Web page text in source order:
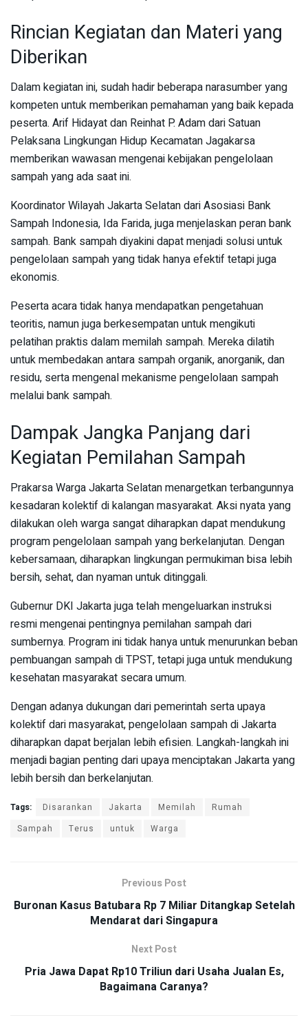
Rincian Kegiatan dan Materi yang
Diberikan
Dalam kegiatan ini, sudah hadir beberapa narasumber yang
kompeten untuk memberikan pemahaman yang baik kepada
peserta. Arif Hidayat dan Reinhat P. Adam dari Satuan
Pelaksana Lingkungan Hidup Kecamatan Jagakarsa
memberikan wawasan mengenai kebijakan pengelolaan
sampah yang ada saat ini.
Koordinator Wilayah Jakarta Selatan dari Asosiasi Bank
Sampah Indonesia, Ida Farida, juga menjelaskan peran bank
sampah. Bank sampah diyakini dapat menjadi solusi untuk
pengelolaan sampah yang tidak hanya efektif tetapi juga
ekonomis.
Peserta acara tidak hanya mendapatkan pengetahuan
teoritis, namun juga berkesempatan untuk mengikuti
pelatihan praktis dalam memilah sampah. Mereka dilatih
untuk membedakan antara sampah organik, anorganik, dan
residu, serta mengenal mekanisme pengelolaan sampah
melalui bank sampah.
Dampak Jangka Panjang dari
Kegiatan Pemilahan Sampah
Prakarsa Warga Jakarta Selatan menargetkan terbangunnya
kesadaran kolektif di kalangan masyarakat. Aksi nyata yang
dilakukan oleh warga sangat diharapkan dapat mendukung
program pengelolaan sampah yang berkelanjutan. Dengan
kebersamaan, diharapkan lingkungan permukiman bisa lebih
bersih, sehat, dan nyaman untuk ditinggali.
Gubernur DKI Jakarta juga telah mengeluarkan instruksi
resmi mengenai pentingnya pemilahan sampah dari
sumbernya. Program ini tidak hanya untuk menurunkan beban
pembuangan sampah di TPST, tetapi juga untuk mendukung
kesehatan masyarakat secara umum.
Dengan adanya dukungan dari pemerintah serta upaya
kolektif dari masyarakat, pengelolaan sampah di Jakarta
diharapkan dapat berjalan lebih efisien. Langkah-langkah ini
menjadi bagian penting dari upaya menciptakan Jakarta yang
lebih bersih dan berkelanjutan.
Tags: Disarankan Jakarta Memilah
Rumah
Sampah
Terus untuk Warga
Previous Post
Buronan Kasus Batubara Rp 7 Miliar Ditangkap Setelah
Mendarat dari Singapura
Next Post
Pria Jawa Dapat Rp10 Triliun dari Usaha Jualan Es,
Bagaimana Caranya?